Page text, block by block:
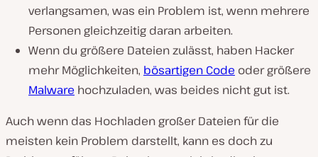
verlangsamen, was ein Problem ist, wenn mehrere
Personen gleichzeitig daran arbeiten.
Wenn du größere Dateien zulässt, haben Hacker
mehr Möglichkeiten, bösartigen Code oder größere
Malware hochzuladen, was beides nicht gut ist.
Auch wenn das Hochladen großer Dateien für die
meisten kein Problem darstellt, kann es doch zu